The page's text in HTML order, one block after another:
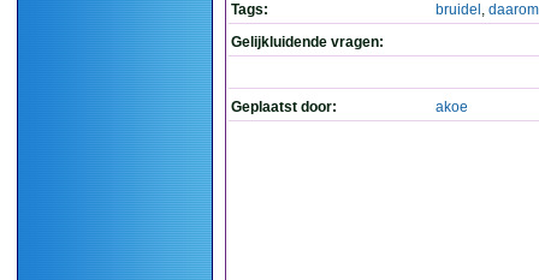
Tags:
bruidel , daarom
Gelijkluidende vragen:
Geplaatst door: akoe